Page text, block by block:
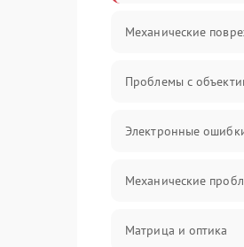
Механические
Проблемы с
Электронные
Механические
Матрица и оптика